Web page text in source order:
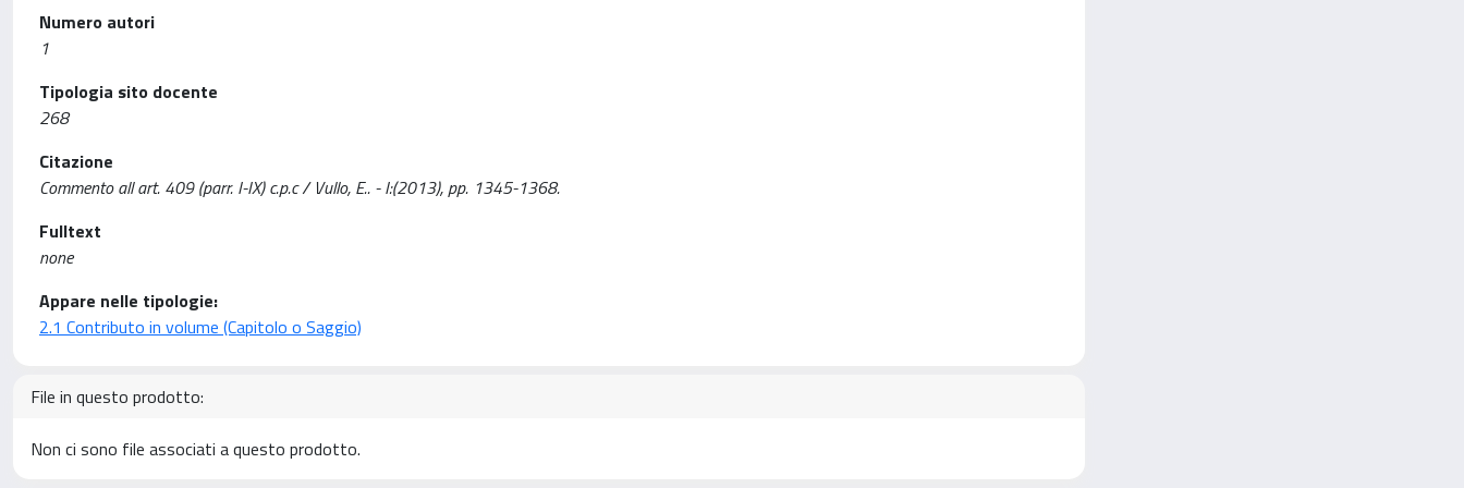
Numero autori
1
Tipologia sito docente
268
Citazione
Commento all art. 409 (parr. I-IX) c.p.c / Vullo, E.. - I:(2013), pp. 1345-1368.
Fulltext
none
Appare nelle tipologie:
2.1 Contributo in volume (Capitolo o Saggio)
File in questo prodotto:
Non ci sono file associati a questo prodotto.